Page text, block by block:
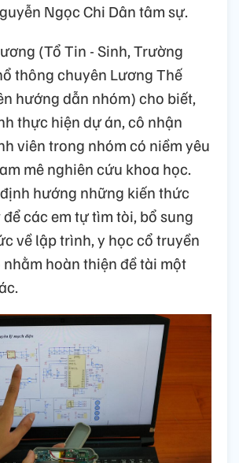
Ngọc Chi Dân tâm sự.
(Tổ Tin - Sinh, Trường
thông chuyên Lương Thế
hướng dẫn nhóm) cho biết,
thực hiện dự án, cô nhận
viên trong nhóm có niềm yêu
mê nghiên cứu khoa học.
hướng những kiến thức
các em tự tìm tòi, bổ sung
về lập trình, y học cổ truyền
hoàn thiện đề tài một